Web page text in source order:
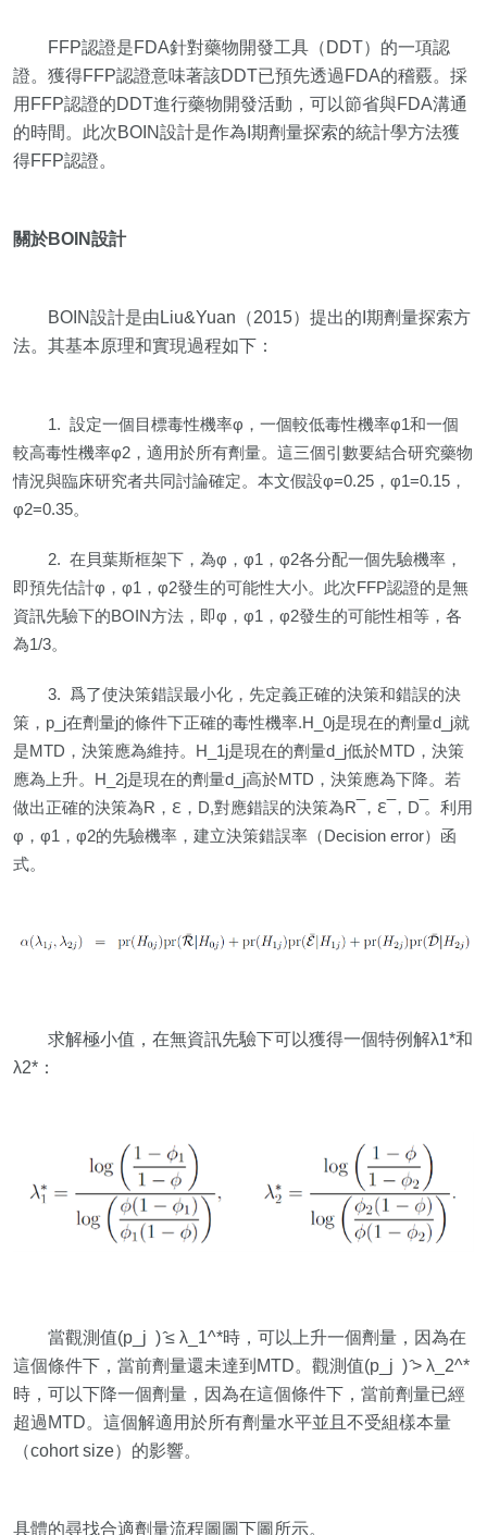
FFP認證是FDA針對藥物開發工具（DDT）的一項認
證。獲得FFP認證意味著該DDT已預先透過FDA的稽覈。採
用FFP認證的DDT進行藥物開發活動，可以節省與FDA溝通
的時間。此次BOIN設計是作為I期劑量探索的統計學方法獲
得FFP認證。
關於BOIN設計
BOIN設計是由Liu&Yuan（2015）提出的I期劑量探索方
法。其基本原理和實現過程如下：
1. 設定一個目標毒性機率φ，一個較低毒性機率φ1和一個
較高毒性機率φ2，適用於所有劑量。這三個引數要結合研究藥物
情況與臨床研究者共同討論確定。本文假設φ=0.25，φ1=0.15，
φ2=0.35。
2. 在貝葉斯框架下，為φ，φ1，φ2各分配一個先驗機率，
即預先估計φ，φ1，φ2發生的可能性大小。此次FFP認證的是無
資訊先驗下的BOIN方法，即φ，φ1，φ2發生的可能性相等，各
為1/3。
3. 爲了使決策錯誤最小化，先定義正確的決策和錯誤的決
策，p_j在劑量j的條件下正確的毒性機率.H_0j是現在的劑量d_j就
是MTD，決策應為維持。H_1j是現在的劑量d_j低於MTD，決策
應為上升。H_2j是現在的劑量d_j高於MTD，決策應為下降。若
做出正確的決策為R，ℇ，D,對應錯誤的決策為R ̅，ℇ ̅，D ̅。利用
φ，φ1，φ2的先驗機率，建立決策錯誤率（Decision error）函
式。
求解極小值，在無資訊先驗下可以獲得一個特例解λ1*和
λ2*：
當觀測值(p_j ) ̂≤ λ_1^*時，可以上升一個劑量，因為在
這個條件下，當前劑量還未達到MTD。觀測值(p_j ) ̂> λ_2^*
時，可以下降一個劑量，因為在這個條件下，當前劑量已經
超過MTD。這個解適用於所有劑量水平並且不受組樣本量
（cohort size）的影響。
具體的尋找合適劑量流程圖圖下圖所示。